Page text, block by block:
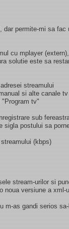
dar permite-mi sa
cu mplayer
solutie este sa
streamului
si alte canale tv
"Program tv"
sub
sigla postului sa
(kbps)
stream-urilor si
noua versiune a
m-as gandi serios